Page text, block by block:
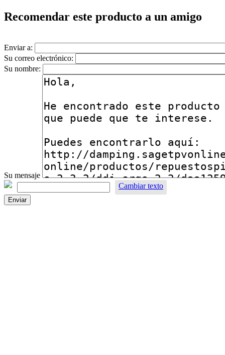
Recomendar este producto a un amigo
Enviar a:
Su correo electrónico:
Su nombre:
Su mensaje
Cambiar texto